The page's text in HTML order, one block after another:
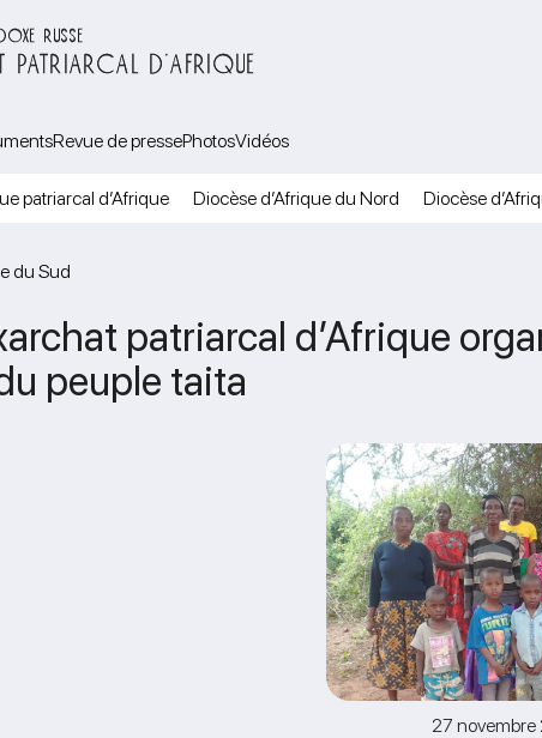
RUSSE
PATRIARCAL D’AFRIQUE
Revue de pressePhotosVidéos
patriarcal d’Afrique Diocèse d’Afrique du Nord Diocèse
du Sud
patriarcal d’Afrique
peuple taita
27